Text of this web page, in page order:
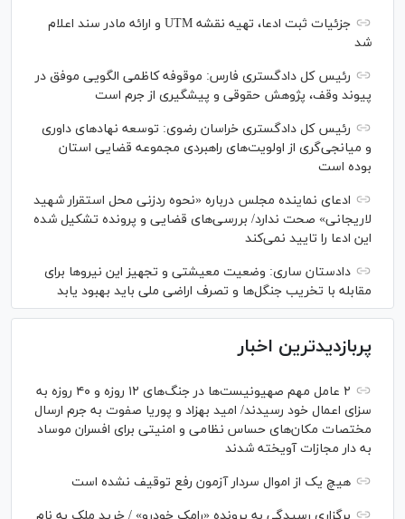
جزئیات ثبت ادعا، تهیه نقشه UTM و ارائه مادر سند اعلام
شد
رئیس کل دادگستری فارس: موقوفه کاظمی الگویی موفق در
پیوند وقف، پژوهش حقوقی و پیشگیری از جرم است
رئیس کل دادگستری خراسان رضوی: توسعه نهاد‌های داوری
و میانجی‌گری از اولویت‌های راهبردی مجموعه قضایی استان
بوده است
ادعای نماینده مجلس درباره «نحوه ردزنی محل استقرار شهید
لاریجانی» صحت ندارد/ بررسی‌های قضایی و پرونده تشکیل شده
این ادعا را تایید نمی‌کند
دادستان ساری: وضعیت معیشتی و تجهیز این نیرو‌ها برای
مقابله با تخریب جنگل‌ها و تصرف اراضی ملی باید بهبود یابد
پربازدیدترین اخبار
۲ عامل مهم صهیونیست‌ها در جنگ‌های ۱۲ روزه و ۴۰ روزه به
سزای اعمال خود رسیدند/ امید بهزاد و پوریا صفوت به جرم ارسال
مختصات مکان‌های حساس نظامی و امنیتی برای افسران موساد
به دار مجازات آویخته شدند
هیچ یک از اموال سردار آزمون رفع توقیف نشده است
برگزاری رسیدگی به پرونده «رامک خودرو» / خرید ملک به نام